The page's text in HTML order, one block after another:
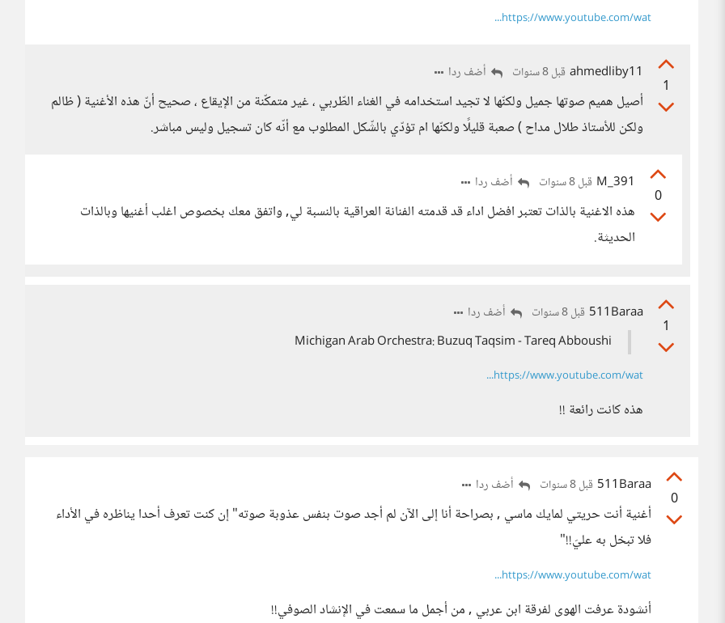
https://www.youtube.com/wat...
1
ahmedliby11 قبل 8 سنوات أضف ردا
أصيل هميم صوتها جميل ولكنّها لا تجيد استخدامه في الغناء الطّربي ، غير متمكّنة من الإيقاع ، صحيح أنّ هذه الأغنية ( ظالم
ولكن للأستاذ طلال مداح ) صعبة قليلًا ولكنّها ام تؤدّي بالشّكل المطلوب مع أنّه كان تسجيل وليس مباشر.
0
M_391 قبل 8 سنوات أضف ردا
هذه الاغنية بالذات تعتبر افضل اداء قد قدمته الفنانة العراقية بالنسبة لي, واتفق معك بخصوص اغلب أغنيها وبالذات
الحديثة.
1
511Baraa قبل 8 سنوات
أضف ردا
Michigan Arab Orchestra: Buzuq Taqsim - Tareq Abboushi
https://www.youtube.com/wat...
هذه كانت رائعة !!
0
511Baraa قبل 8 سنوات أضف ردا
أغنية أنت حريتي لمايك ماسي , بصراحة أنا إلى الآن لم أجد صوت بنفس عذوبة صوته" إن كنت تعرف أحدا يناظره في الأداء
فلا تبخل به عليَ!!"
https://www.youtube.com/wat...
أنشودة عرفت الهوى لفرقة ابن عربي , من أجمل ما سمعت في الإنشاد الصوفي!!